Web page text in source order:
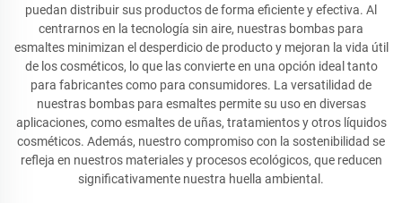
puedan distribuir sus productos de forma eficiente y efectiva. Al
centrarnos en la tecnología sin aire, nuestras bombas para
esmaltes minimizan el desperdicio de producto y mejoran la vida útil
de los cosméticos, lo que las convierte en una opción ideal tanto
para fabricantes como para consumidores. La versatilidad de
nuestras bombas para esmaltes permite su uso en diversas
aplicaciones, como esmaltes de uñas, tratamientos y otros líquidos
cosméticos. Además, nuestro compromiso con la sostenibilidad se
refleja en nuestros materiales y procesos ecológicos, que reducen
significativamente nuestra huella ambiental.